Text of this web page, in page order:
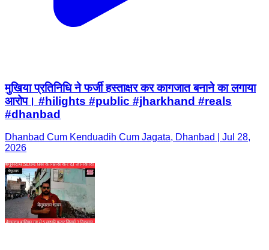
मुखिया प्रतिनिधि ने फर्जी हस्ताक्षर कर कागजात बनाने का लगाया
आरोप। #hilights #public #jharkhand #reals
#dhanbad
Dhanbad Cum Kenduadih Cum Jagata, Dhanbad | Jul 28,
2026